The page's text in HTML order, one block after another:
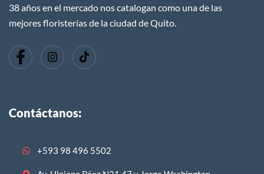
38 años en el mercado nos catalogan como una de las
mejores floristerías de la ciudad de Quito.
Contáctanos:
+593 98 496 5502